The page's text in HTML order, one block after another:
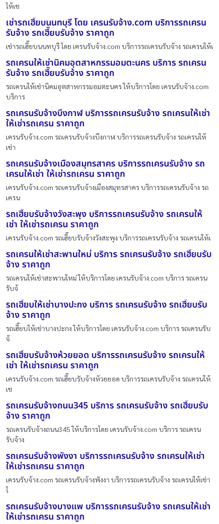
ให้เช
เช่ารถเฮี๊ยบนนทบุรี โดย เครนรับจ้าง.com บริการรถเครน
รับจ้าง รถเฮี๊ยบรับจ้าง ราคาถูก
เช่ารถเฮี๊ยบนนทบุรี โดย เครนรับจ้าง.com บริการรถเครนรับจ้าง รถเครนให้เ
รถเครนให้เช่านิคมอุตสาหกรรมอมตะนคร บริการ รถเครน
รับจ้าง รถเฮี๊ยบรับจ้าง ราคาถูก
รถเครนให้เช่านิคมอุตสาหกรรมอมตะนคร ให้บริการโดย เครนรับจ้าง.com
บริการ
รถเครนรับจ้างบึงกาฬ บริการรถเครนรับจ้าง รถเครนให้เช่า
ให้เช่ารถเครน ราคาถูก
เครนรับจ้าง.com รถเครนรับจ้างบึงกาฬ บริการรถเครนรับจ้าง รถเครนให้
เช่า
รถเครนรับจ้างเมืองสมุทรสาคร บริการรถเครนรับจ้าง รถ
เครนให้เช่า ให้เช่ารถเครน ราคาถูก
เครนรับจ้าง.com รถเครนรับจ้างเมืองสมุทรสาคร บริการรถเครนรับจ้าง รถ
เครน
รถเฮี๊ยบรับจ้างวังสะพุง บริการรถเครนรับจ้าง รถเครนให้
เช่า ให้เช่ารถเครน ราคาถูก
เครนรับจ้าง.com รถเฮี๊ยบรับจ้างวังสะพุง บริการรถเครนรับจ้าง รถเครนให้เ
รถเครนให้เช่าสะพานใหม่ บริการ รถเครนรับจ้าง รถเฮี๊ยบรับ
จ้าง ราคาถูก
รถเครนให้เช่าสะพานใหม่ ให้บริการโดย เครนรับจ้าง.com บริการ รถเครน
รับจ้
รถเฮี๊ยบให้เช่าบางปะกง บริการ รถเครนรับจ้าง รถเฮี๊ยบรับ
จ้าง ราคาถูก
รถเฮี๊ยบให้เช่าบางปะกง ให้บริการโดย เครนรับจ้าง.com บริการ รถเครนรับ
จ้
รถเฮี๊ยบรับจ้างห้วยยอด บริการรถเครนรับจ้าง รถเครนให้
เช่า ให้เช่ารถเครน ราคาถูก
เครนรับจ้าง.com รถเฮี๊ยบรับจ้างห้วยยอด บริการรถเครนรับจ้าง รถเครนให้
เช
รถเครนรับจ้างถนน345 บริการ รถเครนรับจ้าง รถเฮี๊ยบรับ
จ้าง ราคาถูก
รถเครนรับจ้างถนน345 ให้บริการโดย เครนรับจ้าง.com บริการ รถเครน
รับจ้าง
รถเครนรับจ้างพังงา บริการรถเครนรับจ้าง รถเครนให้เช่า
ให้เช่ารถเครน ราคาถูก
เครนรับจ้าง.com รถเครนรับจ้างพังงา บริการรถเครนรับจ้าง รถเครนให้เช่า
ใ
รถเครนรับจ้างบางแพ บริการรถเครนรับจ้าง รถเครนให้เช่า
ให้เช่ารถเครน ราคาถูก